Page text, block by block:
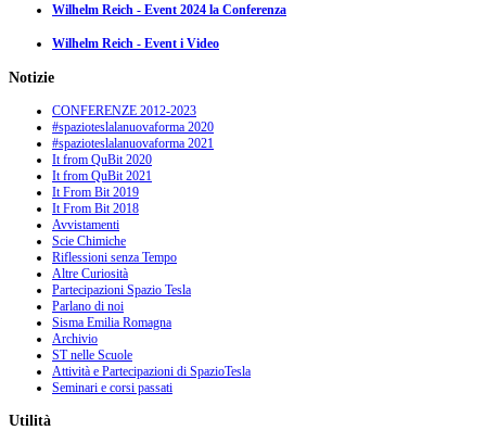
Wilhelm Reich - Event 2024 la Conferenza
Wilhelm Reich - Event i Video
Notizie
CONFERENZE 2012-2023
#spazioteslalanuovaforma 2020
#spazioteslalanuovaforma 2021
It from QuBit 2020
It from QuBit 2021
It From Bit 2019
It From Bit 2018
Avvistamenti
Scie Chimiche
Riflessioni senza Tempo
Altre Curiosità
Partecipazioni Spazio Tesla
Parlano di noi
Sisma Emilia Romagna
Archivio
ST nelle Scuole
Attività e Partecipazioni di SpazioTesla
Seminari e corsi passati
Utilità